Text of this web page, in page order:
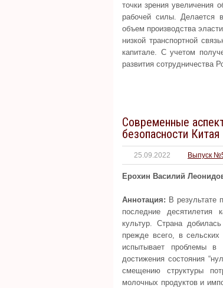
точки зрения увеличения
рабочей силы. Делается
объем производства
низкой транспортной
капитале. С учетом
развития сотрудничества
Современные
безопасности Китая
25.09.2022 Выпуск
Ерохин Василий
Аннотация: В результате
последние десятилетия
культур. Страна
прежде всего, в
испытывает проблемы в
достижения состояния
смещению структуры
молочных продуктов и